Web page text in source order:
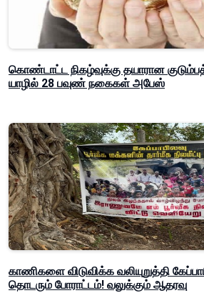
கொண்டாட்ட நிகழ்வுக்கு தயாரான
யாழில் 28 பவுண் நகைகள் அபேஸ்
காணிகளை விடுவிக்க வலியுறுத்தி
தொடரும் போராட்டம்! வலுக்கும் ஆதரவு